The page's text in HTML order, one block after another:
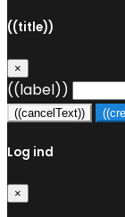
((title))
×
((label))
((cancelText))
Log ind
×